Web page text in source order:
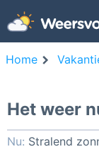
Home
Het weer
Nu: Stralend